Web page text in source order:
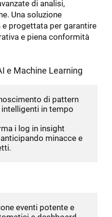
di analisi,
Una soluzione
progettata per garantire
e piena conformità
e Machine Learning
di pattern
in tempo
i log in insight
minacce e
eventi potente e